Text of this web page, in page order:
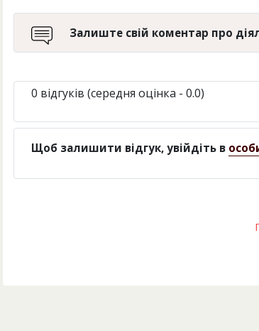
Залиште свій коментар про
0 відгуків (середня оцінка - 0.0)
Щоб залишити відгук, увійдіть в